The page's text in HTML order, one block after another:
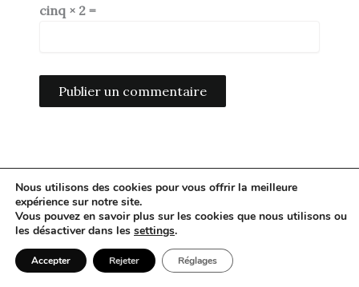
cinq × 2 =
Nous utilisons des cookies pour vous offrir la meilleure
expérience sur notre site.
Vous pouvez en savoir plus sur les cookies que nous utilisons ou
les désactiver dans les settings.
Accepter Rejeter Réglages